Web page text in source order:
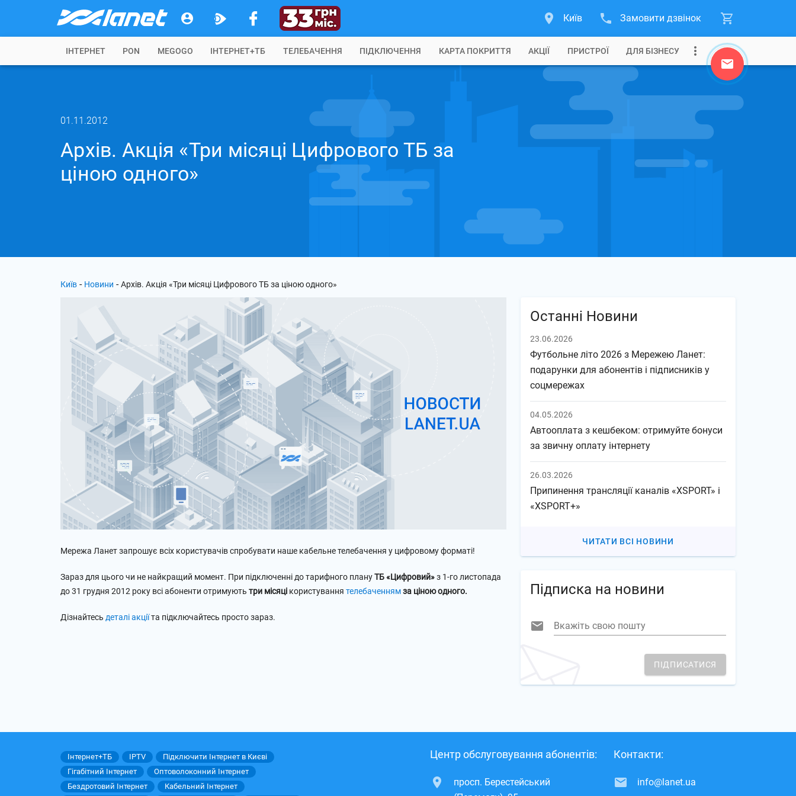
Київ Замовити дзвінок
IНТЕРНЕТ PON MEGOGO ІНТЕРНЕТ+ТБ ТЕЛЕБАЧЕННЯ ПІДКЛЮЧЕННЯ КАРТА ПОКРИТТЯ АКЦІЇ ПРИСТРОЇ ДЛЯ БІЗНЕСУ
01.11.2012
Архів. Акція «Три місяці Цифрового ТБ за
ціною одного»
Київ - Новини - Архів. Акція «Три місяці Цифрового ТБ за ціною одного»
Мережа Ланет запрошує всіх користувачів спробувати наше кабельне телебачення у цифровому форматі!
Зараз для цього чи не найкращий момент. При підключенні до тарифного плануТБ «Цифровий»з 1-го листопада
до 31 грудня 2012 року всі абоненти отримують три місяці користування телебаченнямза ціною одного.
Дізнайтесь деталі акціїта підключайтесь просто зараз.
Останні Новини
23.06.2026
Футбольне літо 2026 з Мережею Ланет:
подарунки для абонентів і підписників у
соцмережах
04.05.2026
Автооплата з кешбеком: отримуйте бонуси
за звичну оплату інтернету
26.03.2026
Припинення трансляції каналів «XSPORT» і
«XSPORT+»
ЧИТАТИ ВСІ НОВИНИ
Підписка на новини
Вкажіть свою пошту
ПІДПИСАТИСЯ
Центр обслуговування абонентів:
просп. Берестейський
Контакти:
info@lanet.ua
Інтернет+ТБ IPTV
Підключити Інтернет в Києві
Гігабітний Інтернет
Оптоволоконний Інтернет
Бездротовий Інтернет
Кабельний Інтернет